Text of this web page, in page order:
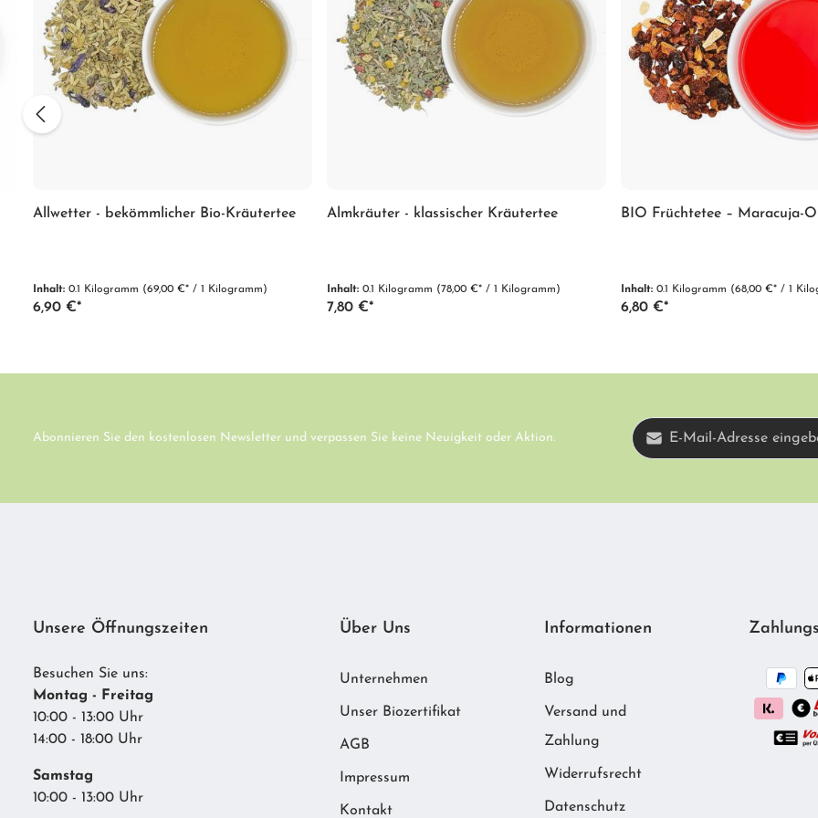
Allwetter - bekömmlicher Bio-Kräutertee
Inhalt: 0.1 Kilogramm (69,00 €* / 1 Kilogramm)
6,90 €*
Almkräuter - klassischer Kräutertee
Inhalt: 0.1 Kilogramm (78,00 €* / 1 Kilogramm)
7,80 €*
BIO Früchtetee – Maracuja-
Inhalt: 0.1 Kilogramm (68,00 €* / 1
6,80 €*
Abonnieren Sie den kostenlosen Newsletter und verpassen Sie keine Neuigkeit oder Aktion.
E-Mail-Adresse*
Unsere Öffnungszeiten
Besuchen Sie uns:
Montag - Freitag
10:00 - 13:00 Uhr
14:00 - 18:00 Uhr
Samstag
10:00 - 13:00 Uhr
Über Uns
Unternehmen
Unser Biozertifikat
AGB
Impressum
Kontakt
Informationen
Blog
Versand und
Zahlung
Widerrufsrecht
Datenschutz